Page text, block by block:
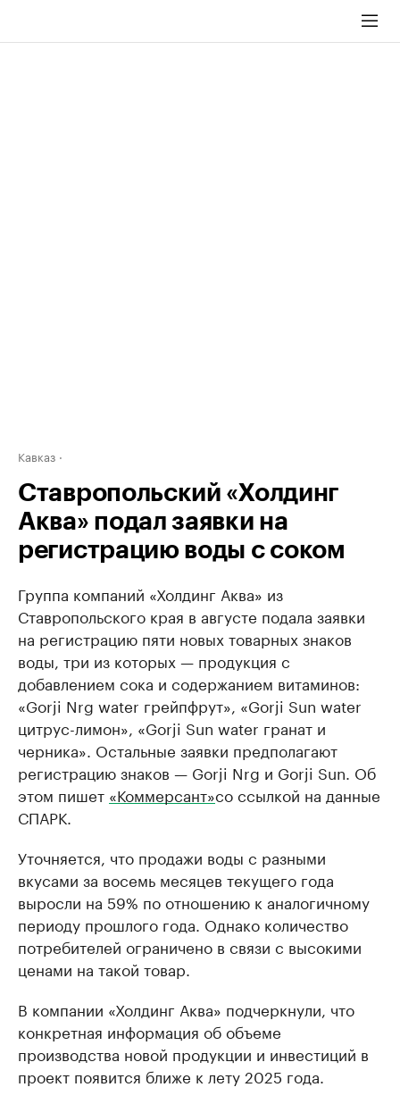
Кавказ
Ставропольский «Холдинг
Аква» подал заявки на
регистрацию воды с соком
Группа компаний «Холдинг Аква» из
Ставропольского края в августе подала заявки
на регистрацию пяти новых товарных знаков
воды, три из которых — продукция с
добавлением сока и содержанием витаминов:
«Gorji Nrg water грейпфрут», «Gorji Sun water
цитрус-лимон», «Gorji Sun water гранат и
черника». Остальные заявки предполагают
регистрацию знаков — Gorji Nrg и Gorji Sun. Об
этом пишет «Коммерсант»со ссылкой на данные
СПАРК.
Уточняется, что продажи воды с разными
вкусами за восемь месяцев текущего года
выросли на 59% по отношению к аналогичному
периоду прошлого года. Однако количество
потребителей ограничено в связи с высокими
ценами на такой товар.
В компании «Холдинг Аква» подчеркнули, что
конкретная информация об объеме
производства новой продукции и инвестиций в
проект появится ближе к лету 2025 года.